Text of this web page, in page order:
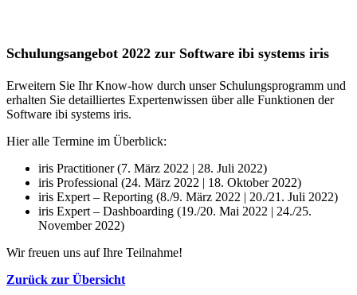
Schulungsangebot 2022 zur Software ibi systems iris
Erweitern Sie Ihr Know‐how durch unser Schulungsprogramm und
erhalten Sie detailliertes Expertenwissen über alle Funktionen der
Software ibi systems iris.
Hier alle Termine im Überblick:
iris Practitioner (7. März 2022 | 28. Juli 2022)
iris Professional (24. März 2022 | 18. Oktober 2022)
iris Expert – Reporting (8./9. März 2022 | 20./21. Juli 2022)
iris Expert – Dashboarding (19./20. Mai 2022 | 24./25.
November 2022)
Wir freuen uns auf Ihre Teilnahme!
Zurück zur Übersicht